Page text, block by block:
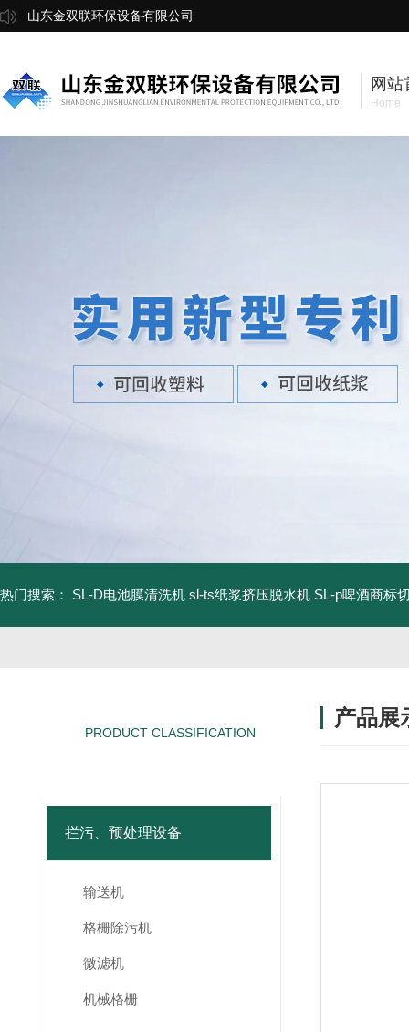
山东金双联环保设备有限公司
网站
Home
热门搜索： SL-D电池膜清洗机 sl-ts纸浆挤压脱水机 SL-p啤酒商标
PRODUCT CLASSIFICATION
拦污、预处理设备
输送机
格栅除污机
微滤机
机械格栅
产品展